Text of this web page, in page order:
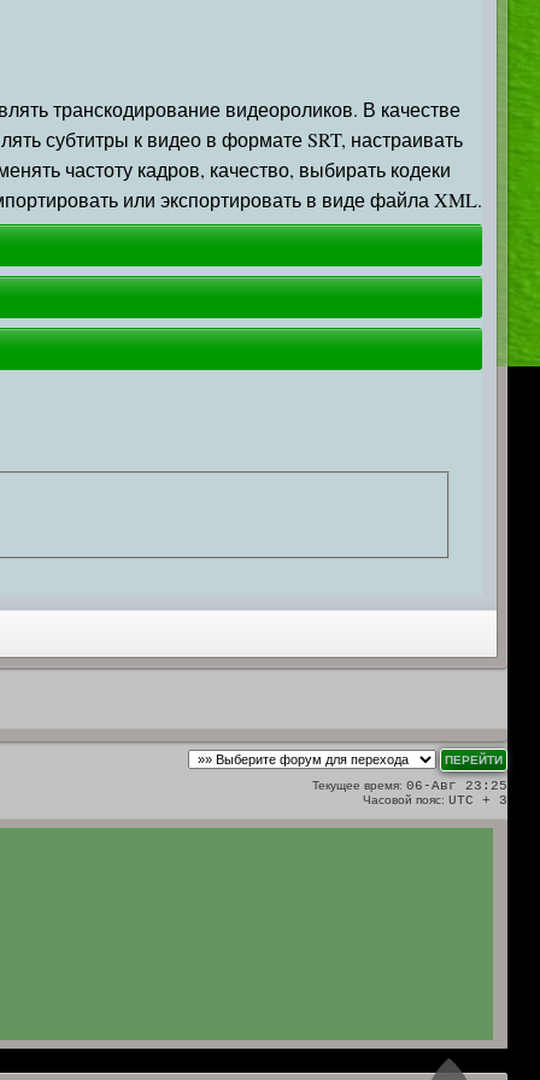
транскодирование видеороликов. В качестве
субтитры к видео в формате SRT, настраивать
частоту кадров, качество, выбирать кодеки
или экспортировать в виде файла XML.
Текущее время: 06-Авг 23:25
Часовой пояс: UTC + 3